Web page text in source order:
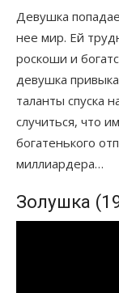
Девушка
нее мир. Ей
роскоши и
девушка
таланты спуска
случиться, что
богатенького
миллиардера…
Золушка